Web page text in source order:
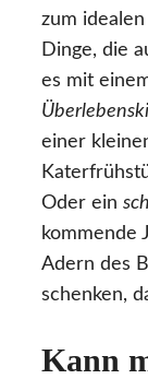
zum
Dinge, die
es mit
einer
Oder ein
kommende
Adern des
schenken,
Kann